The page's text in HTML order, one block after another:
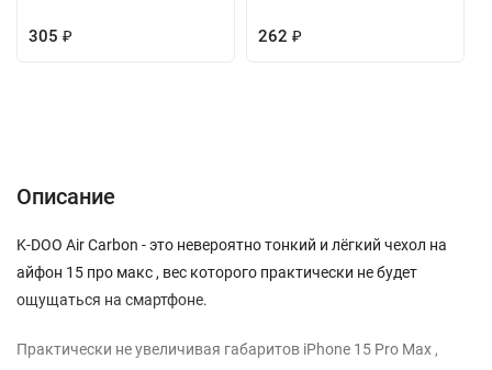
305 ₽ 262 ₽
Описание
K-DOO Air Carbon - это невероятно тонкий и лёгкий чехол на
айфон 15 про макс , вес которого практически не будет
ощущаться на смартфоне.
Практически не увеличивая габаритов iPhone 15 Pro Max ,